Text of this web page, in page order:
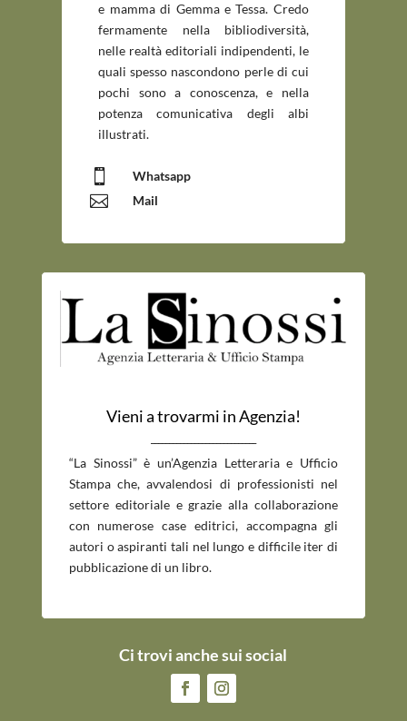
e mamma di Gemma e Tessa. Credo
fermamente nella bibliodiversità,
nelle realtà editoriali indipendenti, le
quali spesso nascondono perle di cui
pochi sono a conoscenza, e nella
potenza comunicativa degli albi
illustrati.
 Whatsapp
 Mail
Vieni a trovarmi in Agenzia!
“La Sinossi” è un’Agenzia Letteraria e Ufficio
Stampa che, avvalendosi di professionisti nel
settore editoriale e grazie alla collaborazione
con numerose case editrici, accompagna gli
autori o aspiranti tali nel lungo e difficile iter di
pubblicazione di un libro.
Ci trovi anche sui social